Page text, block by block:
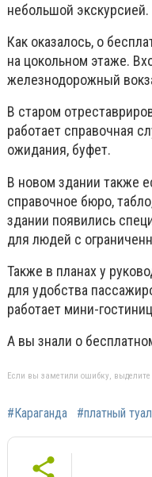
небольшой экскурсией.
Как оказалось, о
на цокольном этаже.
железнодорожный
В старом
работает справочная
ожидания, буфет.
В новом здании также
справочное бюро,
здании появились
для людей с
Также в планах у
для удобства
работает мини-
А вы знали о
Если вы заметили ошибку,
#Караганда #платный